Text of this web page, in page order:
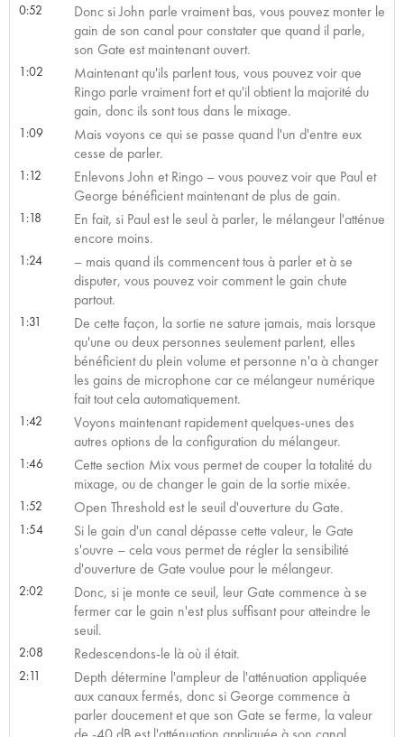
0:52
Donc si John parle vraiment bas, vous pouvez monter le
gain de son canal pour constater que quand il parle,
son Gate est maintenant ouvert.
1:02
Maintenant qu'ils parlent tous, vous pouvez voir que
Ringo parle vraiment fort et qu'il obtient la majorité du
gain, donc ils sont tous dans le mixage.
1:09
Mais voyons ce qui se passe quand l'un d'entre eux
cesse de parler.
1:12
Enlevons John et Ringo – vous pouvez voir que Paul et
George bénéficient maintenant de plus de gain.
1:18
En fait, si Paul est le seul à parler, le mélangeur l'atténue
encore moins.
1:24
– mais quand ils commencent tous à parler et à se
disputer, vous pouvez voir comment le gain chute
partout.
1:31
De cette façon, la sortie ne sature jamais, mais lorsque
qu'une ou deux personnes seulement parlent, elles
bénéficient du plein volume et personne n'a à changer
les gains de microphone car ce mélangeur numérique
fait tout cela automatiquement.
1:42
Voyons maintenant rapidement quelques-unes des
autres options de la configuration du mélangeur.
1:46
Cette section Mix vous permet de couper la totalité du
mixage, ou de changer le gain de la sortie mixée.
1:52 Open Threshold est le seuil d'ouverture du Gate.
1:54
Si le gain d'un canal dépasse cette valeur, le Gate
s'ouvre – cela vous permet de régler la sensibilité
d'ouverture de Gate voulue pour le mélangeur.
2:02
Donc, si je monte ce seuil, leur Gate commence à se
fermer car le gain n'est plus suffisant pour atteindre le
seuil.
2:08 Redescendons-le là où il était.
2:11
Depth détermine l'ampleur de l'atténuation appliquée
aux canaux fermés, donc si George commence à
parler doucement et que son Gate se ferme, la valeur